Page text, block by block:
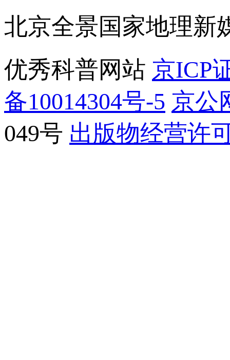
北京全景国家地理新
优秀科普网站 京ICP
备10014304号-5 京公
049号 出版物经营许